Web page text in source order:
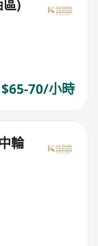
)
$65-70/小時
輪